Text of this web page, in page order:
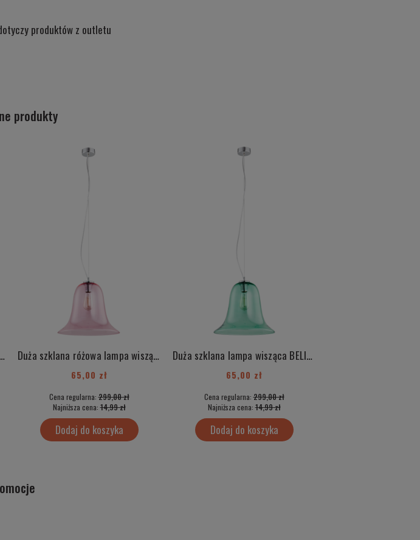
produktów z outletu
produkty
Loftowa stalowa lampa wisząca z elementami chrom industrialna ITAKA 3729 Duża szklana różowa lampa wisząca BELIZE 3714
65,00 zł
Cena regularna:299,00 zł
Najniższa cena:14,99 zł
Dodaj do koszyka
Duża szklana lampa wisząca BELIZE 3713
65,00 zł
Cena regularna:299,00 zł
Najniższa cena:14,99 zł
Dodaj do koszyka